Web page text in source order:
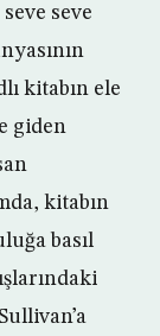
seve
kitabın ele
giden
kitabın
basıl